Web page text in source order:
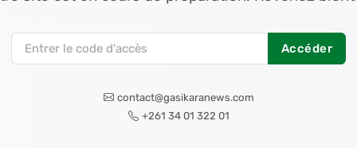
Accéder
contact@gasikaranews.com
+261 34 01 322 01